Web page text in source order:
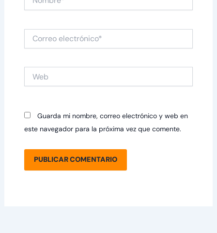
electrónico*
Guarda mi nombre, correo electrónico y web en
este navegador para la próxima vez que comente.